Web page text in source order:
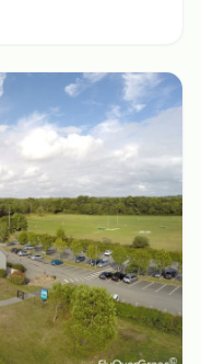
Copy to Clipboard
Close